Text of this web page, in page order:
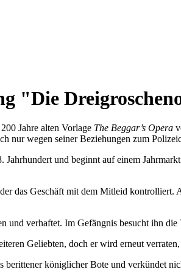
"Die
Jahre alten Vorlage The Beggar’s Opera
nur wegen seiner Beziehungen zum
und beginnt auf einem
das Geschäft mit dem Mitleid
verhaftet. Im Gefängnis besucht ihn
Geliebten, doch er wird erneut
königlicher Bote und verkündet